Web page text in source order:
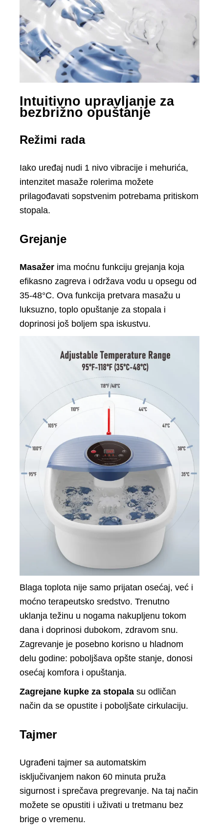
Intuitivno upravljanje za
bezbrižno opuštanje
Režimi rada
Iako uređaj nudi 1 nivo vibracije i mehurića,
intenzitet masaže rolerima možete
prilagođavati sopstvenim potrebama pritiskom
stopala.
Grejanje
Masažer ima moćnu funkciju grejanja koja
efikasno zagreva i održava vodu u opsegu od
35-48°C. Ova funkcija pretvara masažu u
luksuzno, toplo opuštanje za stopala i
doprinosi još boljem spa iskustvu.
Blaga toplota nije samo prijatan osećaj, već i
moćno terapeutsko sredstvo. Trenutno
uklanja težinu u nogama nakupljenu tokom
dana i doprinosi dubokom, zdravom snu.
Zagrevanje je posebno korisno u hladnom
delu godine: poboljšava opšte stanje, donosi
osećaj komfora i opuštanja.
Zagrejane kupke za stopala su odličan
način da se opustite i poboljšate cirkulaciju.
Tajmer
Ugrađeni tajmer sa automatskim
isključivanjem nakon 60 minuta pruža
sigurnost i sprečava pregrevanje. Na taj način
možete se opustiti i uživati u tretmanu bez
brige o vremenu.